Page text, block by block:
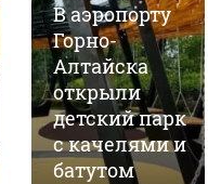
В аэропорту
Горно-
Алтайска
открыли
детский парк
с качелями и
батутом